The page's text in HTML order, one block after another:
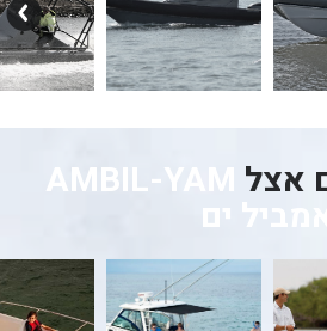
אצל AMBIL-YAM
אמביל ים